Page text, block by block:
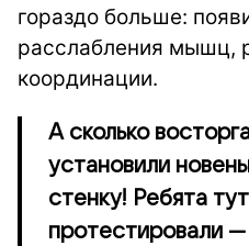
гораздо больше:
расслабления мышц,
координации.
А сколько
установили
стенку! Ребята
протестировали —